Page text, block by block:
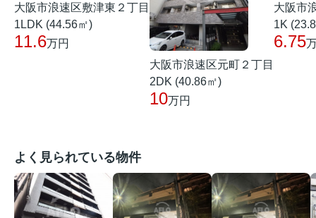
大阪市浪速区敷津東２丁目
1LDK (44.56㎡)
11.6万円
大阪市浪速区元町２丁目
2DK (40.86㎡)
10万円
大阪市
1K
6.75
よく見られている物件